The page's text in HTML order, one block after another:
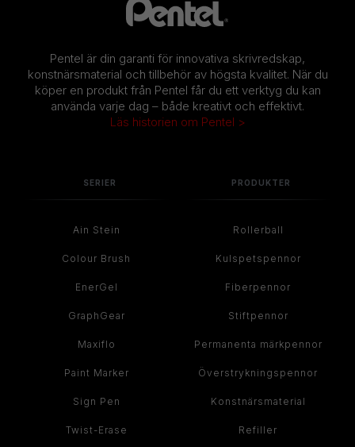
Pentel är din garanti för innovativa skrivredskap,
konstnärsmaterial och tillbehör av högsta kvalitet. När du
köper en produkt från Pentel får du ett verktyg du kan
använda varje dag – både kreativt och effektivt.
Läs historien om Pentel >
SERIER
Ain Stein
Colour Brush
EnerGel
GraphGear
Maxiflo
Paint Marker
Sign Pen
Twist-Erase
PRODUKTER
Rollerball
Kulspetspennor
Fiberpennor
Stiftpennor
Permanenta märkpennor
Överstrykningspennor
Konstnärsmaterial
Refiller